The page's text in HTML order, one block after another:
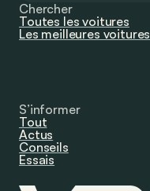
Chercher
Toutes les voitures
Les meilleures voitures
S’informer
Tout
Actus
Conseils
Essais